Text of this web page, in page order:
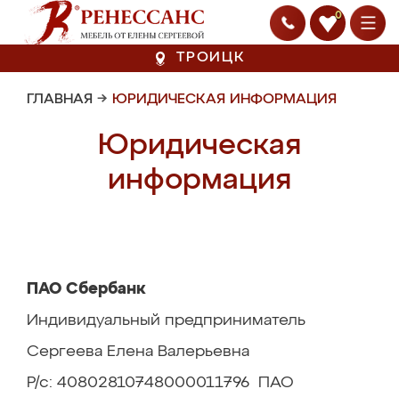
0
ТРОИЦК
ГЛАВНАЯ → ЮРИДИЧЕСКАЯ ИНФОРМАЦИЯ
Юридическая
информация
ПАО Сбербанк
Индивидуальный предприниматель
Сергеева Елена Валерьевна
Р/с: 40802810748000011796 ПАО